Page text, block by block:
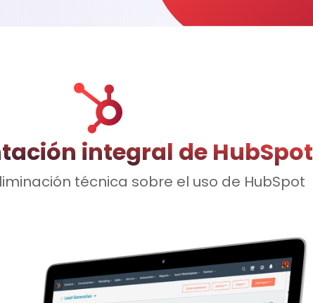
integral de HubSpot
técnica sobre el uso de HubSpot